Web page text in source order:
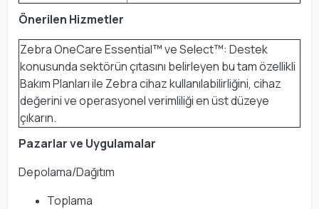
Önerilen Hizmetler
Zebra OneCare Essential™ ve Select™: Destek
konusunda sektörün çıtasını belirleyen bu tam özellikli
Bakım Planları ile Zebra cihaz kullanılabilirliğini, cihaz
değerini ve operasyonel verimliliği en üst düzeye
çıkarın.
Pazarlar ve Uygulamalar
Depolama/Dağıtım
Toplama